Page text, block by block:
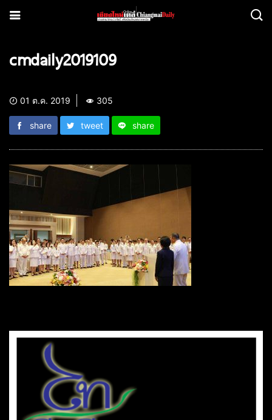
cmdaily2019109
01 ต.ค. 2019 305
share tweet share